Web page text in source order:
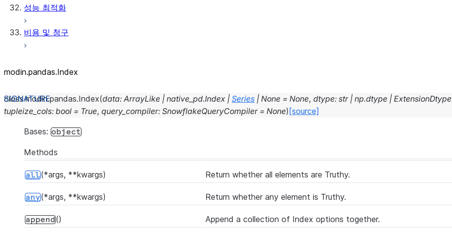
성능 최적화
비용 및 청구
modin.pandas.Index
class modin.pandas.Index(data: ArrayLike | native_pd.Index | Series | None = None, dtype: str | np.dtype | ExtensionDtype
tupleize_cols: bool = True, query_compiler: SnowflakeQueryCompiler = None) [source]
Bases: object
Methods
all(*args, **kwargs) Return whether all elements are Truthy.
any(*args, **kwargs) Return whether any element is Truthy.
append() Append a collection of Index options together.